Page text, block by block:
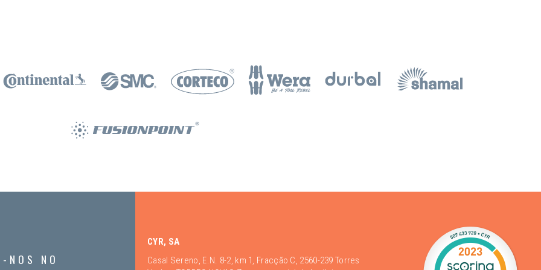
NOS NO
CYR, SA
Casal Sereno, E.N. 8-2, km 1, Fracção C, 2560-239 Torres